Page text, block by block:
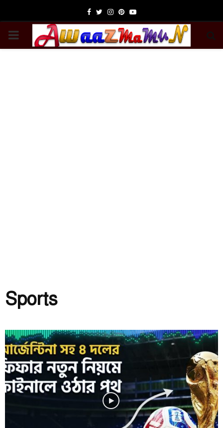
Facebook
TwitterInstagram
Pinterest
Youtube
PRIMARY
Sports